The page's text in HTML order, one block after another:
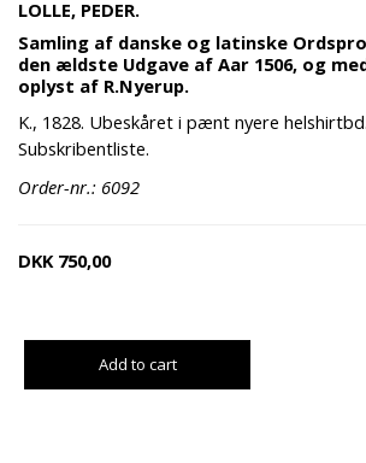
LOLLE, PEDER.
Samling af danske og latinske
den ældste Udgave af Aar 1506, og
oplyst af R.Nyerup.
K., 1828. Ubeskåret i pænt nyere
Subskribentliste.
Order-nr.: 6092
DKK 750,00
Add to cart